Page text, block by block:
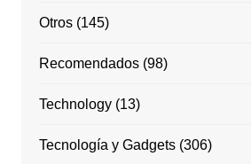
Otros(145)
Recomendados(98)
Technology(13)
Tecnología y Gadgets(306)